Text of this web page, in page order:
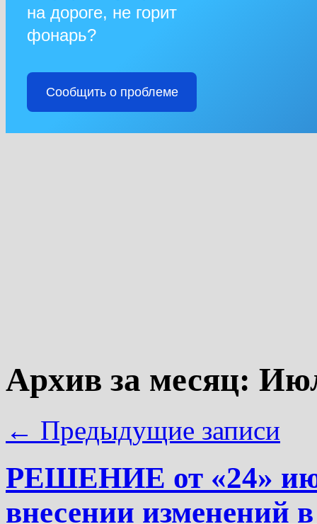
на дороге, не горит
фонарь?
Сообщить о проблеме
Архив за месяц:
← Предыдущие записи
РЕШЕНИЕ от «24»
внесении изменений